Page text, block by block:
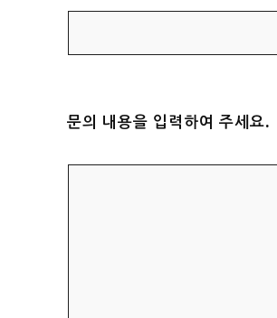
문의 내용을 입력하여 주세요.